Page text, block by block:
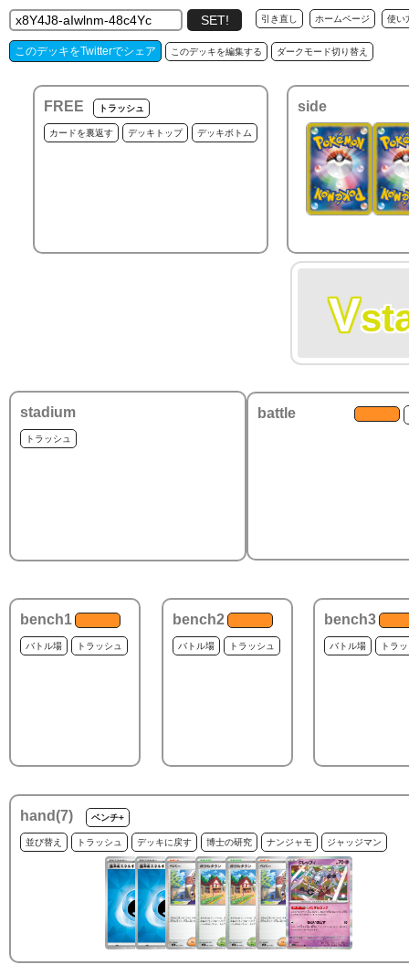
引き直し ホームページ 使い
このデッキをTwitterでシェア このデッキを編集する ダークモード切り替え
FREE トラッシュ
カードを裏返す デッキトップ デッキボトム
side
V
stadium
トラッシュ
battle
bench1
バトル場 トラッシュ
bench2
バトル場 トラッシュ
bench3
バトル場 トラ
hand(7) ベンチ+
並び替え トラッシュ デッキに戻す 博士の研究 ナンジャモ ジャッジマン